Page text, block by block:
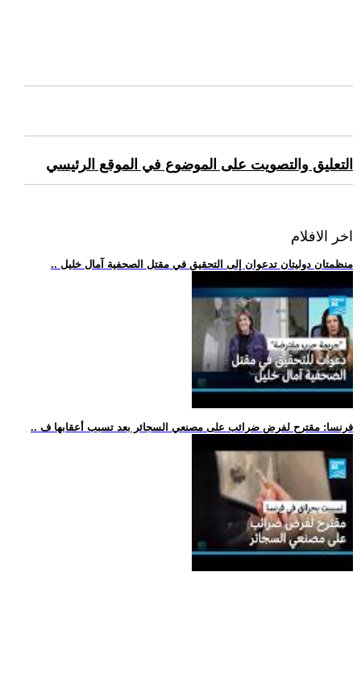
التعليق والتصويت على الموضوع في الموقع الرئيسي
اخر الافلام
.. منظمتان دوليتان تدعوان إلى التحقيق في مقتل الصحفية آمال خليل
.. فرنسا: مقترح لفرض ضرائب على مصنعي السجائر بعد تسبب أعقابها ف